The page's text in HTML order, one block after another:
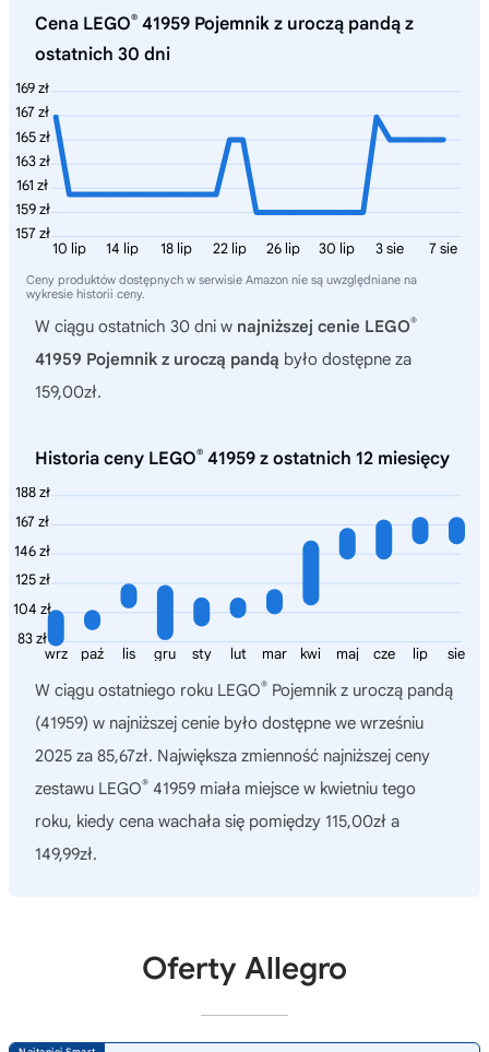
Cena LEGO® 41959 Pojemnik z uroczą pandą z
ostatnich 30 dni
169 zł
167 zł
165 zł
163 zł
161 zł
159 zł
157 zł
7 sie
3 sie
30 lip
26 lip
22 lip
18 lip
14 lip
10 lip
Ceny produktów dostępnych w serwisie Amazon nie są uwzględniane na
wykresie historii ceny.
W ciągu ostatnich 30 dni w najniższej cenie LEGO®
41959 Pojemnik z uroczą pandą było dostępne za
159,00zł.
Historia ceny LEGO® 41959 z ostatnich 12 miesięcy
188 zł
167 zł
146 zł
125 zł
104 zł
83 zł
sie
lip
cze
maj
kwi
mar
lut
sty
gru
lis
paź
wrz
W ciągu ostatniego roku LEGO® Pojemnik z uroczą pandą
(41959) w najniższej cenie było dostępne we wrześniu
2025 za 85,67zł. Największa zmienność najniższej ceny
zestawu LEGO® 41959 miała miejsce w kwietniu tego
roku, kiedy cena wachała się pomiędzy 115,00zł a
149,99zł.
Oferty Allegro